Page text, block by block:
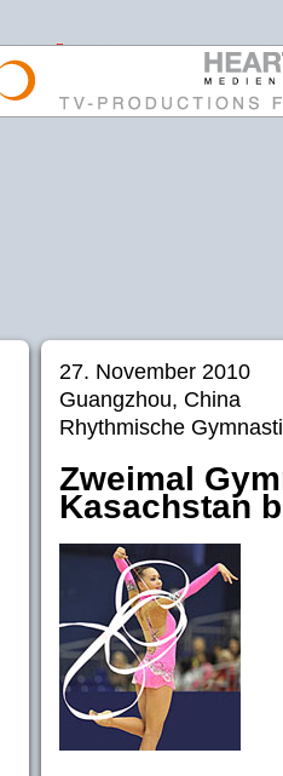
27. November 2010
Guangzhou, China
Rhythmische
Zweimal
Kasachstan